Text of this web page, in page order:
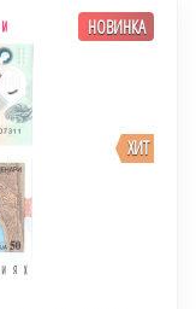
ХИТ
НОВИНКА